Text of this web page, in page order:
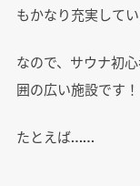
もかなり充実してい
なので、サウナ初
囲の広い施設です！
たとえば……